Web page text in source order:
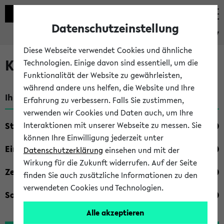
eKVV
Kombisuche im eKVV
Ihre Suchkriterien:
Studienfach
Einrichtung
Zeiten
Sonstiges
Datenschutzeinstellung
Diese Webseite verwendet Cookies und ähnliche
Technologien. Einige davon sind essentiell, um die
Funktionalität der Website zu gewährleisten,
während andere uns helfen, die Website und Ihre
Erfahrung zu verbessern. Falls Sie zustimmen,
verwenden wir Cookies und Daten auch, um Ihre
Interaktionen mit unserer Webseite zu messen. Sie
können Ihre Einwilligung jederzeit unter
Datenschutzerklärung einsehen und mit der
Wirkung für die Zukunft widerrufen. Auf der Seite
finden Sie auch zusätzliche Informationen zu den
verwendeten Cookies und Technologien.
Alle akzeptieren